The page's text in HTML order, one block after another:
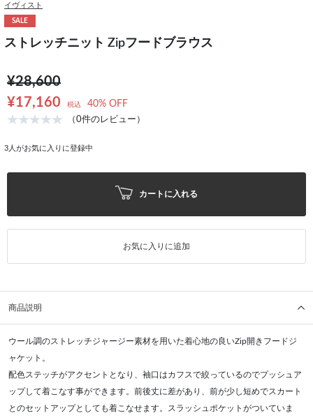
イヴィスト
SALE
ストレッチニット Zipフードブラウス
¥28,600
¥17,160
税込 40% OFF
（0件のレビュー）
3 人がお気に入りに登録中
カートに入れる
お気に入りに追加
商品説明
ウール調のストレッチジャージー素材を用いた着心地の良いZip開きフードジ
ャケット。
配色ステッチがアクセントとなり、袖口はカフスで絞っているのでプッシュア
ップして着こなす事ができます。前後丈に差があり、前が少し短めでスカート
とのセットアップとしても着こなせます。スラッシュポケットがついていま